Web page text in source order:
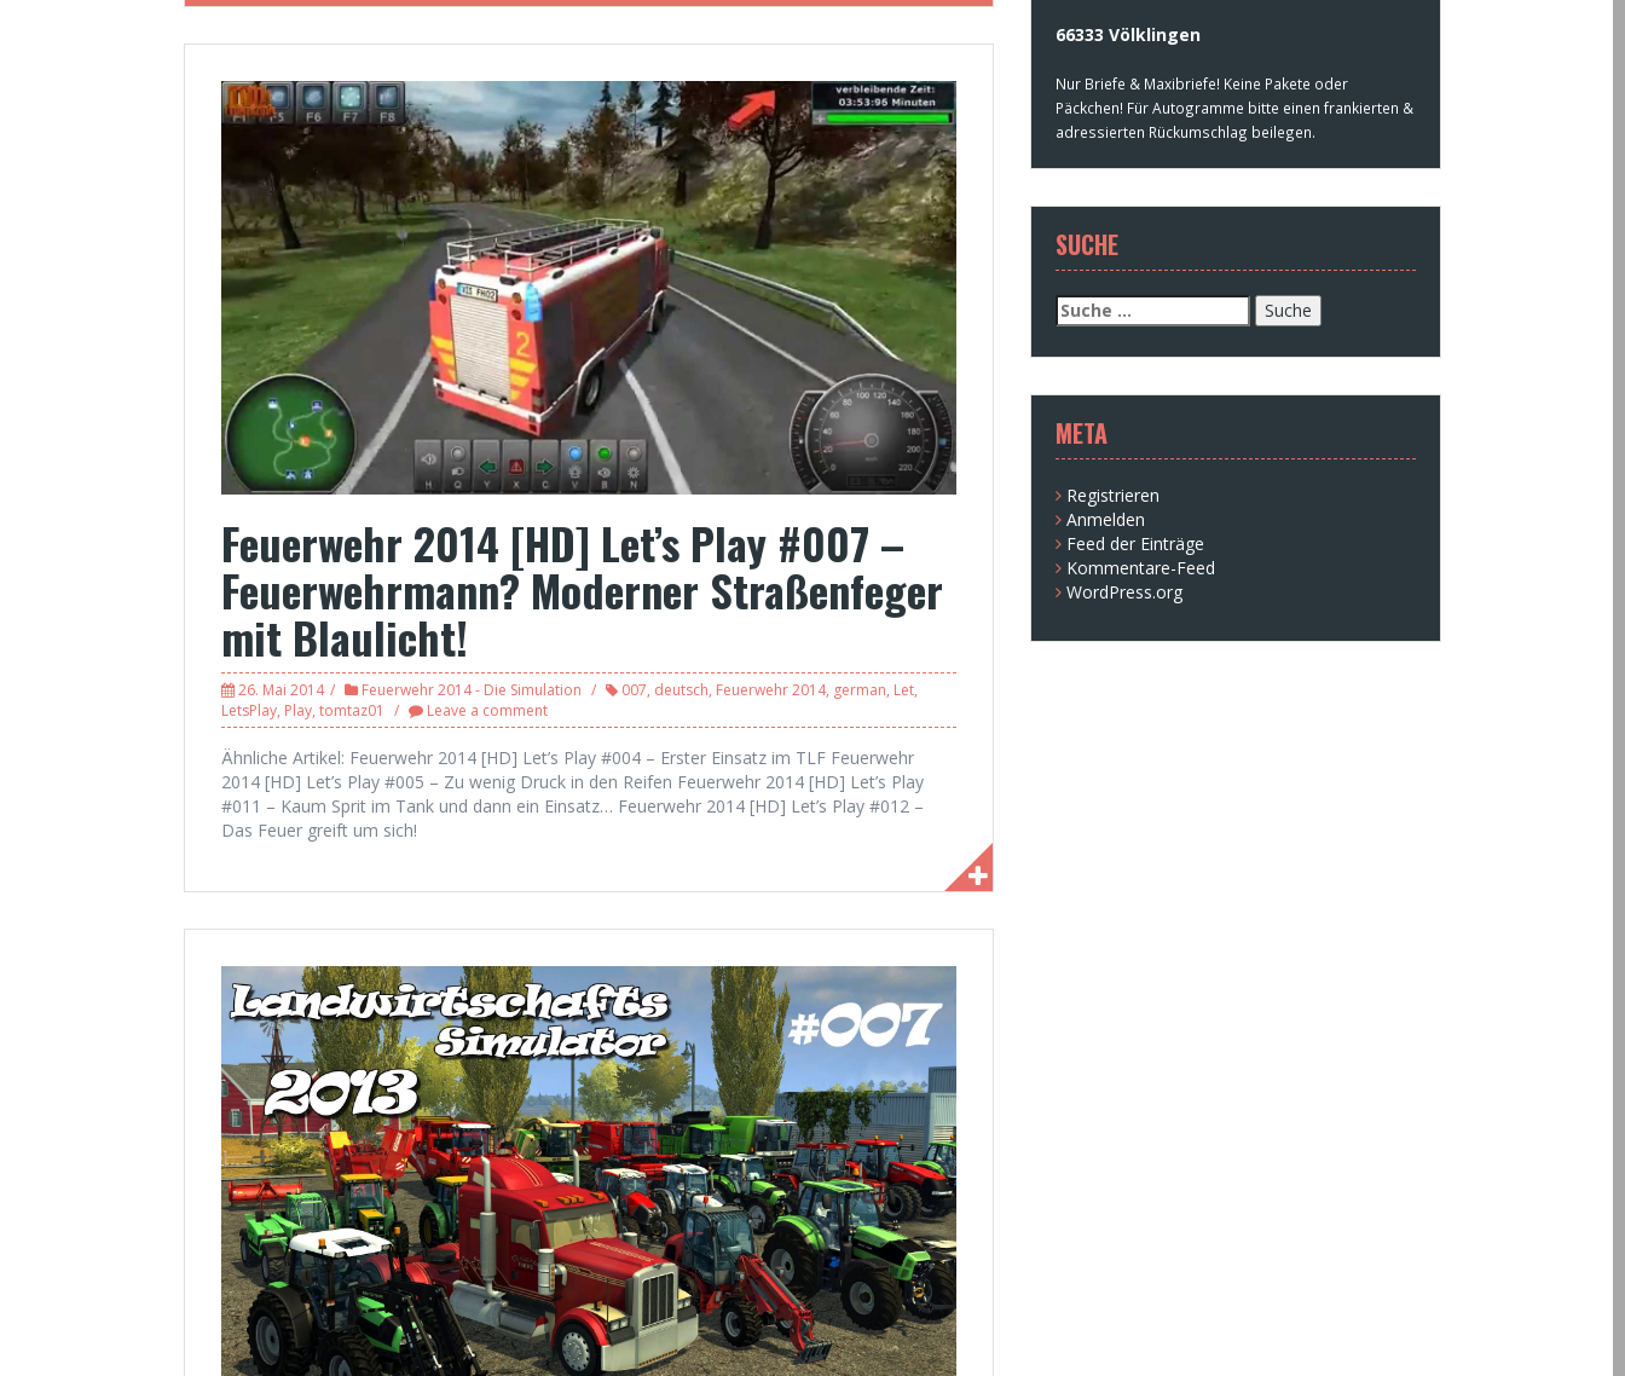
Feuerwehr 2014 [HD] Let’s Play #007 –
Feuerwehrmann? Moderner Straßenfeger
mit Blaulicht!
26. Mai 2014 Feuerwehr 2014 - Die Simulation 007, deutsch, Feuerwehr 2014, german, Let,
LetsPlay, Play, tomtaz01 Leave a comment
Ähnliche Artikel: Feuerwehr 2014 [HD] Let’s Play #004 – Erster Einsatz im TLF Feuerwehr
2014 [HD] Let’s Play #005 – Zu wenig Druck in den Reifen Feuerwehr 2014 [HD] Let’s Play
#011 – Kaum Sprit im Tank und dann ein Einsatz… Feuerwehr 2014 [HD] Let’s Play #012 –
Das Feuer greift um sich!
66333 Völklingen
Nur Briefe & Maxibriefe! Keine Pakete oder
Päckchen! Für Autogramme bitte einen frankierten &
adressierten Rückumschlag beilegen.
SUCHE
Suche
nach:
META
Registrieren
Anmelden
Feed der Einträge
Kommentare-Feed
WordPress.org